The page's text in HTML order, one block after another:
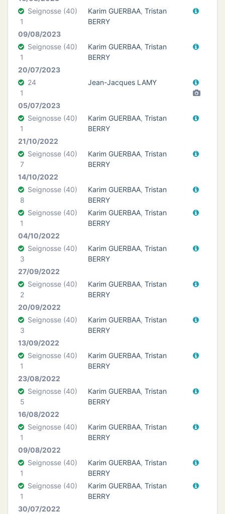
1
Seignosse (40) Karim GUERBAA,Tristan
BERRY
09/08/2023
1
Seignosse (40) Karim GUERBAA,Tristan
BERRY
20/07/2023
1
24 Jean-Jacques LAMY
05/07/2023
1
Seignosse (40) Karim GUERBAA,Tristan
BERRY
21/10/2022
7
Seignosse (40) Karim GUERBAA,Tristan
BERRY
14/10/2022
8
Seignosse (40) Karim GUERBAA,Tristan
BERRY
1
Seignosse (40) Karim GUERBAA,Tristan
BERRY
04/10/2022
3
Seignosse (40) Karim GUERBAA,Tristan
BERRY
27/09/2022
2
Seignosse (40) Karim GUERBAA,Tristan
BERRY
20/09/2022
3
Seignosse (40) Karim GUERBAA,Tristan
BERRY
13/09/2022
1
Seignosse (40) Karim GUERBAA,Tristan
BERRY
23/08/2022
5
Seignosse (40) Karim GUERBAA,Tristan
BERRY
16/08/2022
1
Seignosse (40) Karim GUERBAA,Tristan
BERRY
09/08/2022
1
Seignosse (40) Karim GUERBAA,Tristan
BERRY
1
Seignosse (40) Karim GUERBAA,Tristan
BERRY
30/07/2022